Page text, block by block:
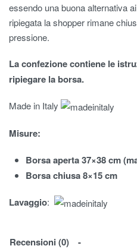
essendo una buona alternativa
ripiegata la shopper rimane
pressione.
La confezione contiene le
ripiegare la borsa.
Made in Italy
Misure:
Borsa aperta 37×38 cm
Borsa chiusa 8×15 cm
Lavaggio:
Recensioni (0)